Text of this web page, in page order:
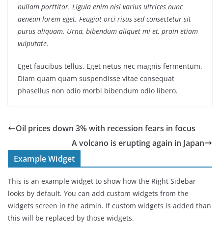
nullam porttitor. Ligula enim nisi varius ultrices nunc
aenean lorem eget. Feugiat orci risus sed consectetur sit
purus aliquam. Urna, bibendum aliquet mi et, proin etiam
vulputate.
Eget faucibus tellus. Eget netus nec magnis fermentum.
Diam quam quam suspendisse vitae consequat
phasellus non odio morbi bibendum odio libero.
Oil prices down 3% with recession fears in focus
A volcano is erupting again in Japan
Example Widget
This is an example widget to show how the Right Sidebar
looks by default. You can add custom widgets from the
widgets screen in the admin. If custom widgets is added than
this will be replaced by those widgets.